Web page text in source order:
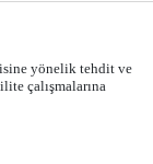
yönelik tehdit ve
çalışmalarına